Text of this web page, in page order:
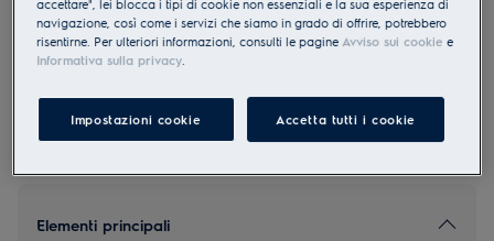
EU Product Fiche
CHF 3’830.00
PVR incl. IVA in CHF (escl. CRA)
Elementi principali
accettare", lei blocca i tipi di cookie non essenziali e la sua esperienza di
navigazione, così come i servizi che siamo in grado di offrire, potrebbero
risentirne. Per ulteriori informazioni, consulti le pagineAvviso sui cookie e
Informativa sulla privacy.
Impostazioni cookie Accetta tutti i cookie